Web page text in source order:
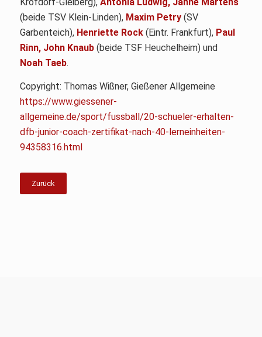
(beide TSV Klein-Linden), Maxim Petry(SV
Garbenteich), Henriette Rock(Eintr. Frankfurt), Paul
Rinn, John Knaub(beide TSF Heuchelheim) und
Noah Taeb.
Copyright: Thomas Wißner, Gießener Allgemeine
https://www.giessener-
allgemeine.de/sport/fussball/20-schueler-erhalten-
dfb-junior-coach-zertifikat-nach-40-lerneinheiten-
94358316.html
Zurück